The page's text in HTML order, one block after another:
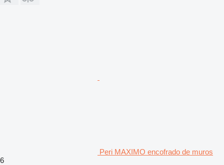
Peri MAXIMO encofrado de muros
6